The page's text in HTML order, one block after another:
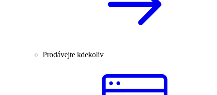
Prodávejte kdekoliv